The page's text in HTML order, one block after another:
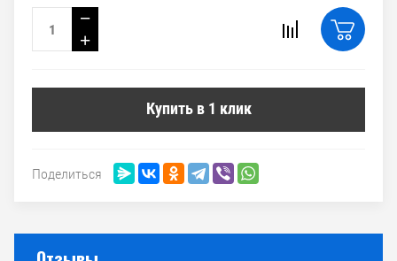
−
+
Купить в 1 клик
Поделиться